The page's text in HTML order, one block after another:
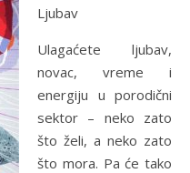
Ljubav
Ulagaćete ljubav,
novac, vreme i
energiju u porodični
sektor – neko zato
što želi, a neko zato
što mora. Pa će tako